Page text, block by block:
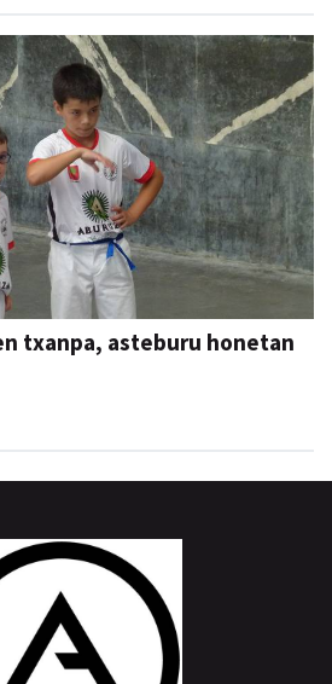
txanpa, asteburu honetan